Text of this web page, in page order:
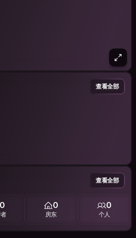
查看全部
查看全部
0 0
房东
0
个人